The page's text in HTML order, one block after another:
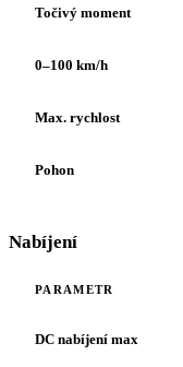
Točivý moment
0–100 km/h
Max. rychlost
Pohon
Nabíjení
PARAMETR
DC nabíjení max